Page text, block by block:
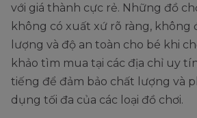
với giá thành cực rẻ. Những đồ
không có xuất xứ rõ ràng, không
lượng và độ an toàn cho bé khi
khảo tìm mua tại các địa chỉ uy
tiếng để đảm bảo chất lượng và
dụng tối đa của các loại đồ chơi.